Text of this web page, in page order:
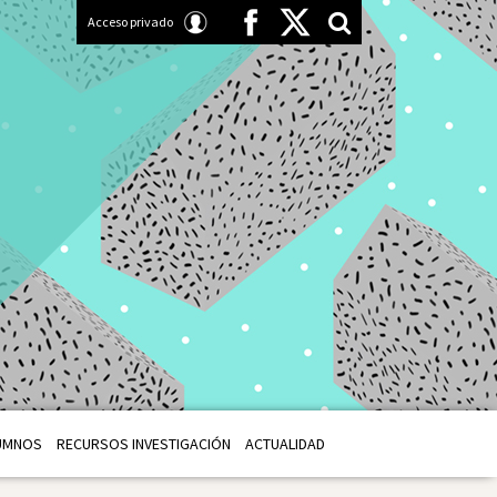
Acceso privado
RECURSOS INVESTIGACIÓN ACTUALIDAD